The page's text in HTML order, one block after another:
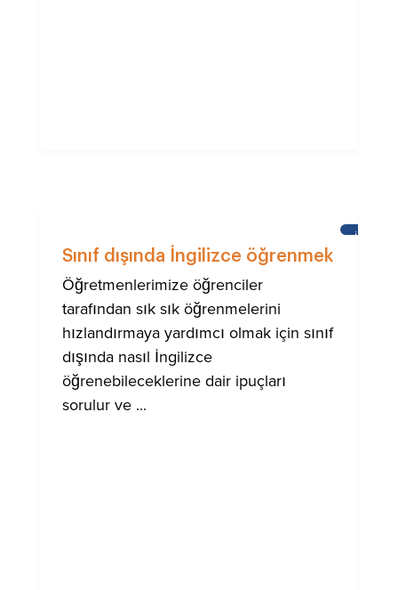
Sınıf dışında İngilizce öğrenmek
Öğretmenlerimize öğrenciler
tarafından sık sık öğrenmelerini
hızlandırmaya yardımcı olmak için sınıf
dışında nasıl İngilizce
öğrenebileceklerine dair ipuçları
sorulur ve ...